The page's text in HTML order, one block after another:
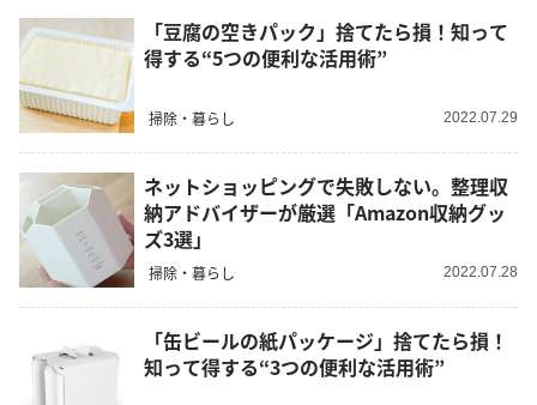
「豆腐の空きパック」捨てたら損！知って
得する“5つの便利な活用術”
掃除・暮らし 2022.07.29
ネットショッピングで失敗しない。整理収
納アドバイザーが厳選「Amazon収納グッ
ズ3選」
掃除・暮らし 2022.07.28
「缶ビールの紙パッケージ」捨てたら損！
知って得する“3つの便利な活用術”